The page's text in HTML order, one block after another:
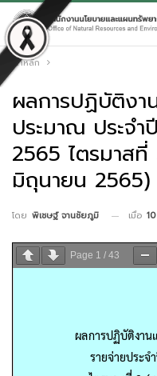
หน้าหลัก
ผลการปฏิบัติงา
ประมาณ ประจ
2565 ไตรมาส
มิถุนายน 2565)
โดย พิเชษฐ์ จานชัยภูมิ เมื่อ
Page 1 / 43